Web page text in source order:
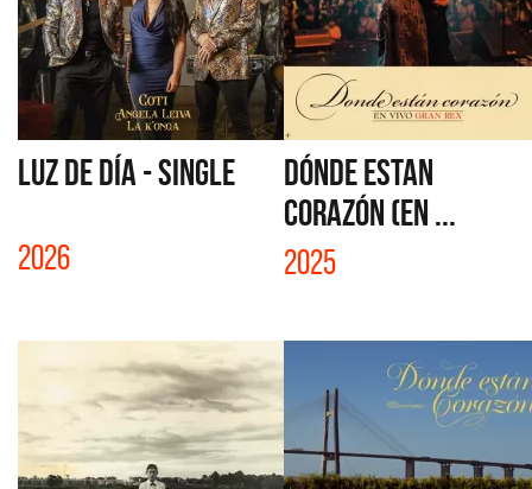
LUZ DE DÍA - SINGLE
2026
DÓNDE ESTAN
CORAZÓN (EN ...
2025